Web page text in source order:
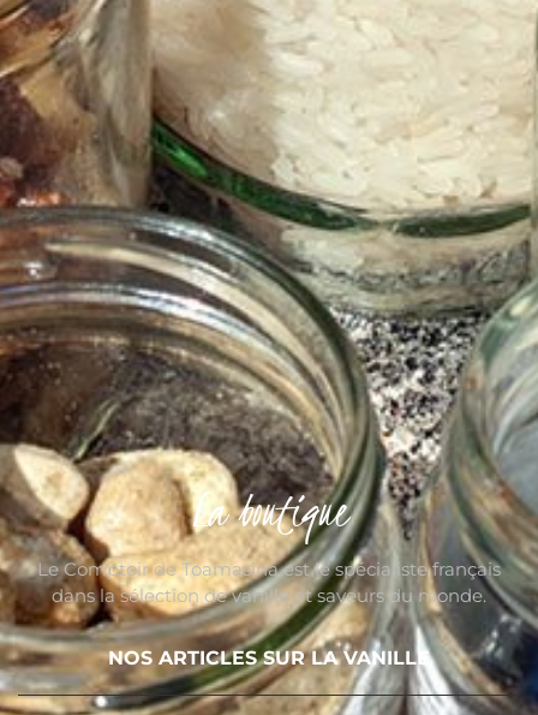
La boutique
Le Comptoir de Toamasina est le spécialiste français
dans la sélection de vanille et saveurs du monde.
NOS ARTICLES SUR LA VANILLE